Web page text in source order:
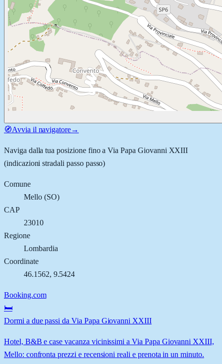
🧭Avvia il navigatore→
Naviga dalla tua posizione fino aVia Papa Giovanni XXIII
(indicazioni stradali passo passo)
Comune
Mello(SO)
CAP
23010
Regione
Lombardia
Coordinate
46.1562, 9.5424
Booking.com
🛏️
Dormi a due passi da Via Papa Giovanni XXIII
Hotel, B&B e case vacanza vicinissimi a Via Papa Giovanni XXIII,
Mello: confronta prezzi e recensioni reali e prenota in un minuto.